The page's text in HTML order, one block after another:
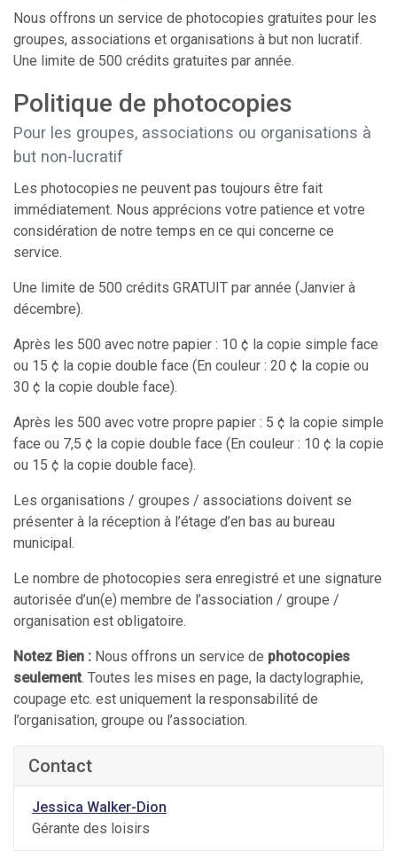
Nous offrons un service de photocopies gratuites pour les
groupes, associations et organisations à but non lucratif.
Une limite de 500 crédits gratuites par année.
Politique de photocopies
Pour les groupes, associations ou organisations à
but non-lucratif
Les photocopies ne peuvent pas toujours être fait
immédiatement. Nous apprécions votre patience et votre
considération de notre temps en ce qui concerne ce
service.
Une limite de 500 crédits GRATUIT par année (Janvier à
décembre).
Après les 500 avec notre papier : 10 ¢ la copie simple face
ou 15 ¢ la copie double face (En couleur : 20 ¢ la copie ou
30 ¢ la copie double face).
Après les 500 avec votre propre papier : 5 ¢ la copie simple
face ou 7,5 ¢ la copie double face (En couleur : 10 ¢ la copie
ou 15 ¢ la copie double face).
Les organisations / groupes / associations doivent se
présenter à la réception à l’étage d’en bas au bureau
municipal.
Le nombre de photocopies sera enregistré et une signature
autorisée d’un(e) membre de l’association / groupe /
organisation est obligatoire.
Notez Bien : Nous offrons un service de photocopies
seulement. Toutes les mises en page, la dactylographie,
coupage etc. est uniquement la responsabilité de
l’organisation, groupe ou l’association.
Contact
Jessica Walker-Dion
Gérante des loisirs